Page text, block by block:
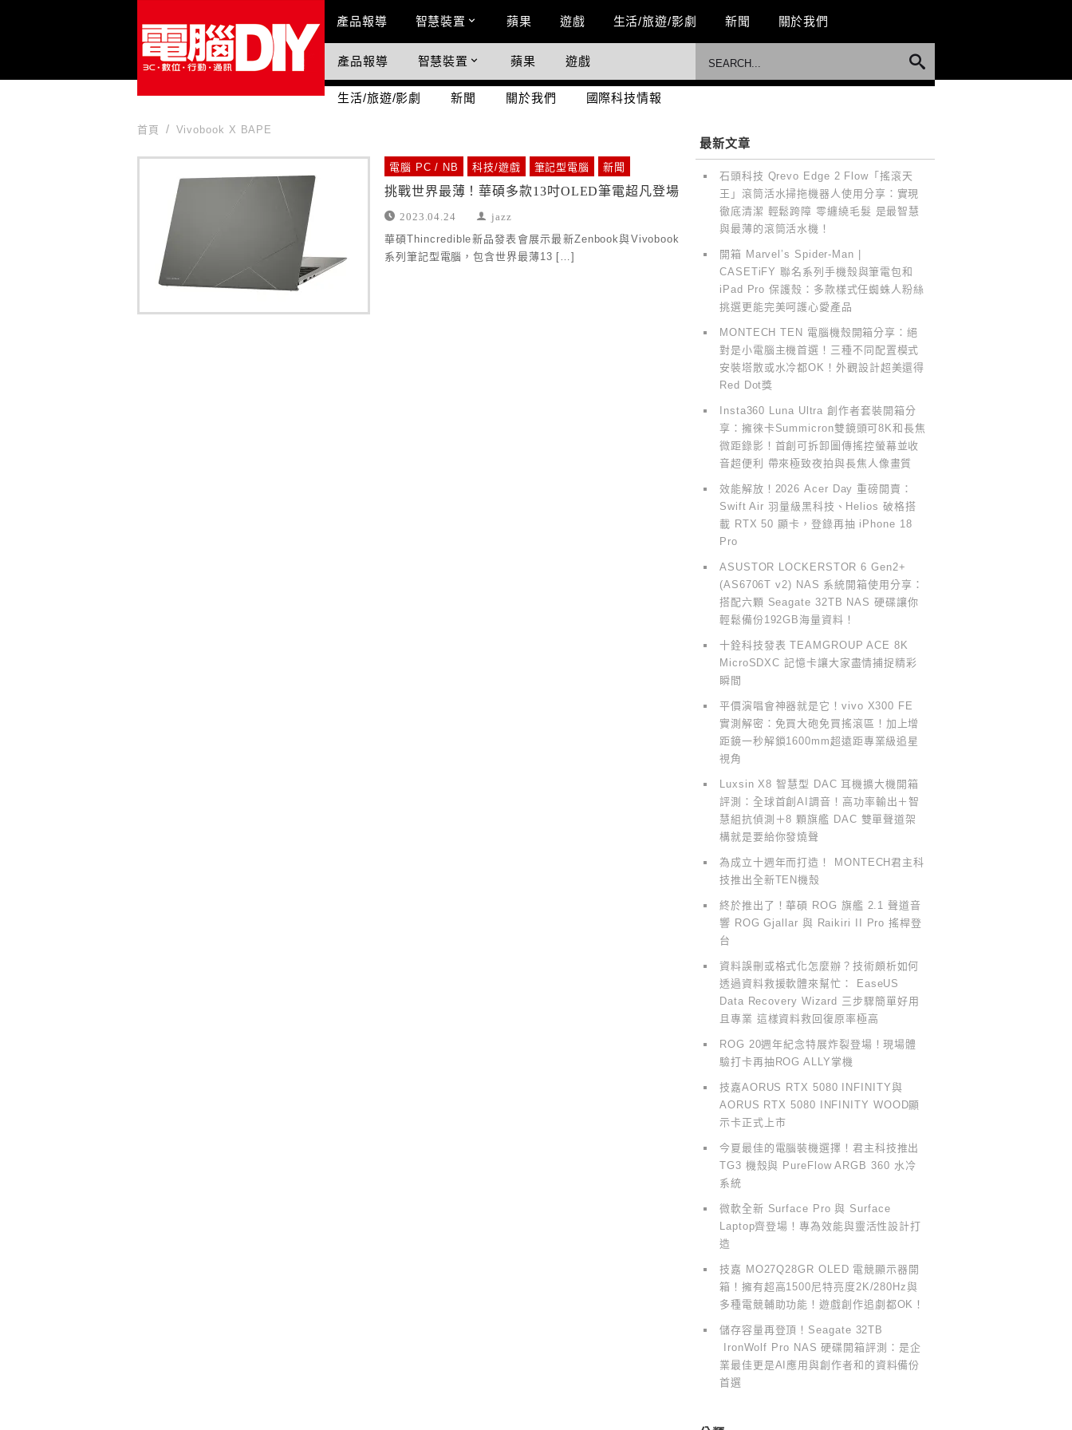
Main Menu
產品報導 智慧裝置 蘋果 遊戲 生活/旅遊/影劇 新聞 關於我們
國際科技情報
產品報導 智慧裝置 蘋果 遊戲
生活/旅遊/影劇 新聞 關於我們 國際科技情報
首頁 Vivobook X BAPE
電腦 PC / NB 科技/遊戲 筆記型電腦 新聞
挑戰世界最薄！華碩多款13吋OLED筆電超凡登場
2023.04.24 jazz
華碩Thincredible新品發表會展示最新Zenbook與Vivobook
系列筆記型電腦，包含世界最薄13 […]
最新文章
石頭科技 Qrevo Edge 2 Flow「搖滾天
王」滾筒活水掃拖機器人使用分享：實現
徹底清潔 輕鬆跨障 零纏繞毛髮 是最智慧
與最薄的滾筒活水機！
開箱 Marvel’s Spider-Man |
CASETiFY 聯名系列手機殼與筆電包和
iPad Pro 保護殼：多款樣式任蜘蛛人粉絲
挑選更能完美呵護心愛產品
MONTECH TEN 電腦機殼開箱分享：絕
對是小電腦主機首選！三種不同配置模式
安裝塔散或水冷都OK！外觀設計超美還得
Red Dot獎
Insta360 Luna Ultra 創作者套裝開箱分
享：擁徠卡Summicron雙鏡頭可8K和長焦
微距錄影！首創可拆卸圖傳搖控螢幕並收
音超便利 帶來極致夜拍與長焦人像畫質
效能解放！2026 Acer Day 重磅開賣：
Swift Air 羽量級黑科技、Helios 破格搭
載 RTX 50 顯卡，登錄再抽 iPhone 18
Pro
ASUSTOR LOCKERSTOR 6 Gen2+
(AS6706T v2) NAS 系統開箱使用分享：
搭配六顆 Seagate 32TB NAS 硬碟讓你
輕鬆備份192GB海量資料！
十銓科技發表 TEAMGROUP ACE 8K
MicroSDXC 記憶卡讓大家盡情捕捉精彩
瞬間
平價演唱會神器就是它！vivo X300 FE
實測解密：免買大砲免買搖滾區！加上增
距鏡一秒解鎖1600mm超遠距專業級追星
視角
Luxsin X8 智慧型 DAC 耳機擴大機開箱
評測：全球首創AI調音！高功率輸出＋智
慧組抗偵測＋8 顆旗艦 DAC 雙單聲道架
構就是要給你發燒聲
為成立十週年而打造！ MONTECH君主科
技推出全新TEN機殼
終於推出了！華碩 ROG 旗艦 2.1 聲道音
響 ROG Gjallar 與 Raikiri II Pro 搖桿登
台
資料誤刪或格式化怎麼辦？技術頗析如何
透過資料救援軟體來幫忙： EaseUS
Data Recovery Wizard 三步驟簡單好用
且專業 這樣資料救回復原率極高
ROG 20週年紀念特展炸裂登場！現場體
驗打卡再抽ROG ALLY掌機
技嘉AORUS RTX 5080 INFINITY與
AORUS RTX 5080 INFINITY WOOD顯
示卡正式上市
今夏最佳的電腦裝機選擇！君主科技推出
TG3 機殼與 PureFlow ARGB 360 水冷
系統
微軟全新 Surface Pro 與 Surface
Laptop齊登場！專為效能與靈活性設計打
造
技嘉 MO27Q28GR OLED 電競顯示器開
箱！擁有超高1500尼特亮度2K/280Hz與
多種電競輔助功能！遊戲創作追劇都OK！
儲存容量再登頂！Seagate 32TB
IronWolf Pro NAS 硬碟開箱評測：是企
業最佳更是AI應用與創作者和的資料備份
首選